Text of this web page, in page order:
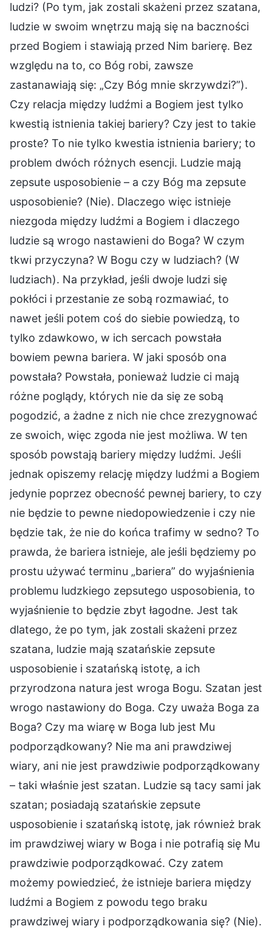
ludzi? (Po tym, jak zostali skażeni przez szatana,
ludzie w swoim wnętrzu mają się na baczności
przed Bogiem i stawiają przed Nim barierę. Bez
względu na to, co Bóg robi, zawsze
zastanawiają się: „Czy Bóg mnie skrzywdzi?”).
Czy relacja między ludźmi a Bogiem jest tylko
kwestią istnienia takiej bariery? Czy jest to takie
proste? To nie tylko kwestia istnienia bariery; to
problem dwóch różnych esencji. Ludzie mają
zepsute usposobienie – a czy Bóg ma zepsute
usposobienie? (Nie). Dlaczego więc istnieje
niezgoda między ludźmi a Bogiem i dlaczego
ludzie są wrogo nastawieni do Boga? W czym
tkwi przyczyna? W Bogu czy w ludziach? (W
ludziach). Na przykład, jeśli dwoje ludzi się
pokłóci i przestanie ze sobą rozmawiać, to
nawet jeśli potem coś do siebie powiedzą, to
tylko zdawkowo, w ich sercach powstała
bowiem pewna bariera. W jaki sposób ona
powstała? Powstała, ponieważ ludzie ci mają
różne poglądy, których nie da się ze sobą
pogodzić, a żadne z nich nie chce zrezygnować
ze swoich, więc zgoda nie jest możliwa. W ten
sposób powstają bariery między ludźmi. Jeśli
jednak opiszemy relację między ludźmi a Bogiem
jedynie poprzez obecność pewnej bariery, to czy
nie będzie to pewne niedopowiedzenie i czy nie
będzie tak, że nie do końca trafimy w sedno? To
prawda, że bariera istnieje, ale jeśli będziemy po
prostu używać terminu „bariera” do wyjaśnienia
problemu ludzkiego zepsutego usposobienia, to
wyjaśnienie to będzie zbyt łagodne. Jest tak
dlatego, że po tym, jak zostali skażeni przez
szatana, ludzie mają szatańskie zepsute
usposobienie i szatańską istotę, a ich
przyrodzona natura jest wroga Bogu. Szatan jest
wrogo nastawiony do Boga. Czy uważa Boga za
Boga? Czy ma wiarę w Boga lub jest Mu
podporządkowany? Nie ma ani prawdziwej
wiary, ani nie jest prawdziwie podporządkowany
– taki właśnie jest szatan. Ludzie są tacy sami jak
szatan; posiadają szatańskie zepsute
usposobienie i szatańską istotę, jak również brak
im prawdziwej wiary w Boga i nie potrafią się Mu
prawdziwie podporządkować. Czy zatem
możemy powiedzieć, że istnieje bariera między
ludźmi a Bogiem z powodu tego braku
prawdziwej wiary i podporządkowania się? (Nie).